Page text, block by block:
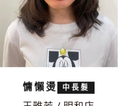
慵懶燙 中長髮